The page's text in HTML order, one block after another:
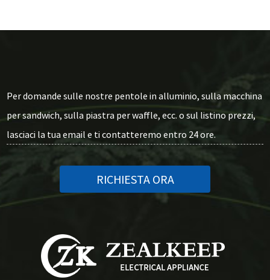
Per domande sulle nostre pentole in alluminio, sulla macchina
per sandwich, sulla piastra per waffle, ecc. o sul listino prezzi,
lasciaci la tua email e ti contatteremo entro 24 ore.
RICHIESTA ORA